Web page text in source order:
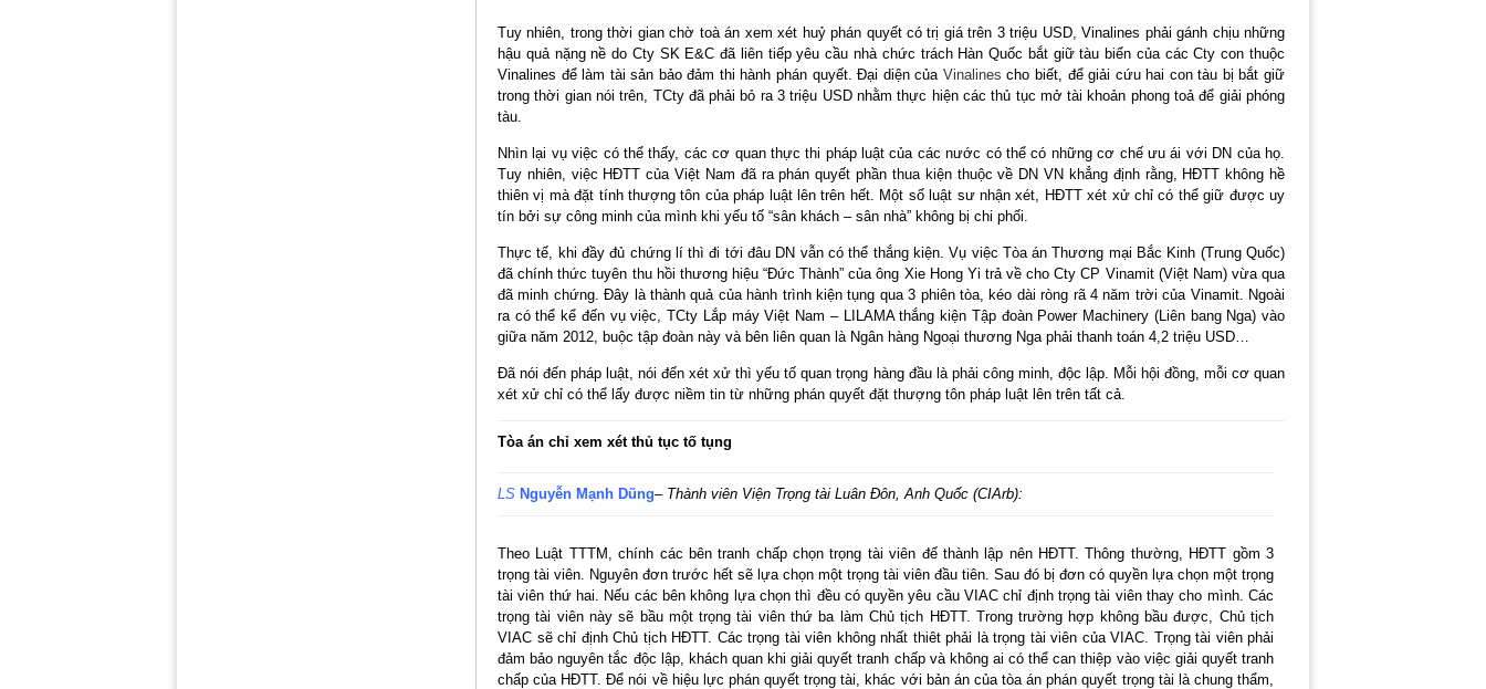
Tuy nhiên, trong thời gian chờ toà án xem xét huỷ phán quyết có trị giá trên 3 triệu USD, Vinalines phải gánh chịu những
hậu quả nặng nề do Cty SK E&C đã liên tiếp yêu cầu nhà chức trách Hàn Quốc bắt giữ tàu biển của các Cty con thuộc
Vinalines để làm tài sản bảo đảm thi hành phán quyết. Đại diện của Vinalines cho biết, để giải cứu hai con tàu bị bắt giữ
trong thời gian nói trên, TCty đã phải bỏ ra 3 triệu USD nhằm thực hiện các thủ tục mở tài khoản phong toả để giải phóng
tàu.
Nhìn lại vụ việc có thể thấy, các cơ quan thực thi pháp luật của các nước có thể có những cơ chế ưu ái với DN của họ.
Tuy nhiên, việc HĐTT của Việt Nam đã ra phán quyết phần thua kiện thuộc về DN VN khẳng định rằng, HĐTT không hề
thiên vị mà đặt tính thượng tôn của pháp luật lên trên hết. Một số luật sư nhận xét, HĐTT xét xử chỉ có thể giữ được uy
tín bởi sự công minh của mình khi yếu tố “sân khách – sân nhà” không bị chi phối.
Thực tế, khi đầy đủ chứng lí thì đi tới đâu DN vẫn có thể thắng kiện. Vụ việc Tòa án Thương mại Bắc Kinh (Trung Quốc)
đã chính thức tuyên thu hồi thương hiệu “Đức Thành” của ông Xie Hong Yi trả về cho Cty CP Vinamit (Việt Nam) vừa qua
đã minh chứng. Đây là thành quả của hành trình kiện tụng qua 3 phiên tòa, kéo dài ròng rã 4 năm trời của Vinamit. Ngoài
ra có thể kể đến vụ việc, TCty Lắp máy Việt Nam – LILAMA thắng kiện Tập đoàn Power Machinery (Liên bang Nga) vào
giữa năm 2012, buộc tập đoàn này và bên liên quan là Ngân hàng Ngoại thương Nga phải thanh toán 4,2 triệu USD…
Đã nói đến pháp luật, nói đến xét xử thì yếu tố quan trọng hàng đầu là phải công minh, độc lập. Mỗi hội đồng, mỗi cơ quan
xét xử chỉ có thể lấy được niềm tin từ những phán quyết đặt thượng tôn pháp luật lên trên tất cả.
Tòa án chỉ xem xét thủ tục tố tụng
LS Nguyễn Mạnh Dũng– Thành viên Viện Trọng tài Luân Đôn, Anh Quốc (CIArb):
Theo Luật TTTM, chính các bên tranh chấp chọn trọng tài viên để thành lập nên HĐTT. Thông thường, HĐTT gồm 3
trọng tài viên. Nguyên đơn trước hết sẽ lựa chọn một trọng tài viên đầu tiên. Sau đó bị đơn có quyền lựa chọn một trọng
tài viên thứ hai. Nếu các bên không lựa chọn thì đều có quyền yêu cầu VIAC chỉ định trọng tài viên thay cho mình. Các
trọng tài viên này sẽ bầu một trọng tài viên thứ ba làm Chủ tịch HĐTT. Trong trường hợp không bầu được, Chủ tịch
VIAC sẽ chỉ định Chủ tịch HĐTT. Các trọng tài viên không nhất thiêt phải là trọng tài viên của VIAC. Trọng tài viên phải
đảm bảo nguyên tắc độc lập, khách quan khi giải quyết tranh chấp và không ai có thể can thiệp vào việc giải quyết tranh
chấp của HĐTT. Để nói về hiệu lực phán quyết trọng tài, khác với bản án của tòa án phán quyết trọng tài là chung thẩm,